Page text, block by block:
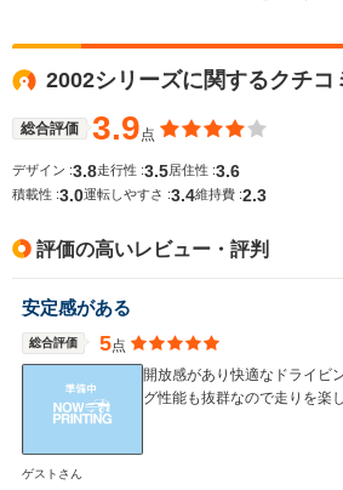
サイズ
(全長x全幅x全高)
WLTCモード
燃費
全高
1.74m
4.04m
2002シリーズに関するクチコ
総合評価 3.9点
デザイン :3.8走行性 :3.5 居住性 :3.6
積載性 :3.0運転しやすさ :3.4維持費 :2.3
評価の高いレビュー・評判
安定感がある
総合評価 5点
開放感があり快適なドライビ
グ性能も抜群なので走りを楽
ゲストさん